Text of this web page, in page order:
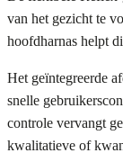
van het gezicht te
hoofdharnas helpt
Het geïntegreerde
snelle
controle vervangt
kwalitatieve of